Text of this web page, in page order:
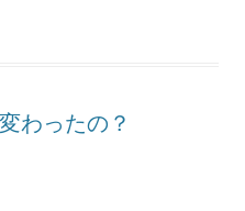
わったの？